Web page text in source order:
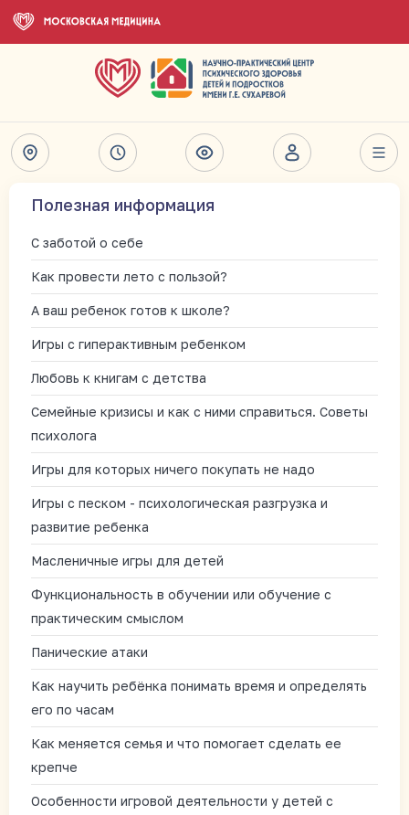
Полезная информация
С заботой о себе
Как провести лето с пользой?
А ваш ребенок готов к школе?
Игры с гиперактивным ребенком
Любовь к книгам с детства
Семейные кризисы и как с ними справиться. Советы
психолога
Игры для которых ничего покупать не надо
Игры с песком - психологическая разгрузка и
развитие ребенка
Масленичные игры для детей
Функциональность в обучении или обучение с
практическим смыслом
Панические атаки
Как научить ребёнка понимать время и определять
его по часам
Как меняется семья и что помогает сделать ее
крепче
Особенности игровой деятельности у детей с